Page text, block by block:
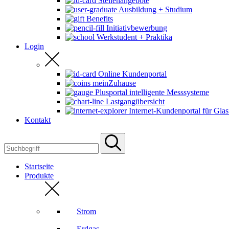
Ausbildung + Studium
Benefits
Initiativbewerbung
Werkstudent + Praktika
Login
Online Kundenportal
meinZuhause
Plusportal intelligente Messsysteme
Lastgangübersicht
Internet-Kundenportal für
Kontakt
Startseite
Produkte
Strom